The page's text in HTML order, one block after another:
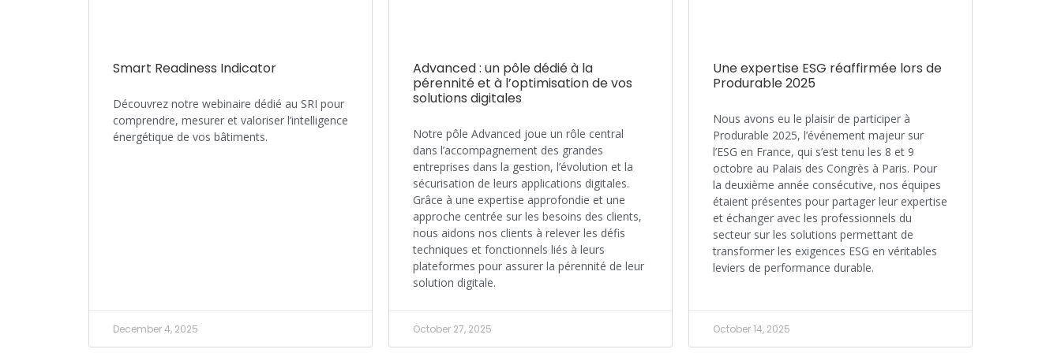
Smart Readiness Indicator
Découvrez notre webinaire dédié au SRI pour
comprendre, mesurer et valoriser l’intelligence
énergétique de vos bâtiments.
December 4, 2025
Advanced : un pôle dédié à la
pérennité et à l’optimisation de vos
solutions digitales
Notre pôle Advanced joue un rôle central
dans l’accompagnement des grandes
entreprises dans la gestion, l’évolution et la
sécurisation de leurs applications digitales.
Grâce à une expertise approfondie et une
approche centrée sur les besoins des clients,
nous aidons nos clients à relever les défis
techniques et fonctionnels liés à leurs
plateformes pour assurer la pérennité de leur
solution digitale.
October 27, 2025
Une expertise ESG réaffirmée lors de
Produrable 2025
Nous avons eu le plaisir de participer à
Produrable 2025, l’événement majeur sur
l’ESG en France, qui s’est tenu les 8 et 9
octobre au Palais des Congrès à Paris. Pour
la deuxième année consécutive, nos équipes
étaient présentes pour partager leur expertise
et échanger avec les professionnels du
secteur sur les solutions permettant de
transformer les exigences ESG en véritables
leviers de performance durable.
October 14, 2025